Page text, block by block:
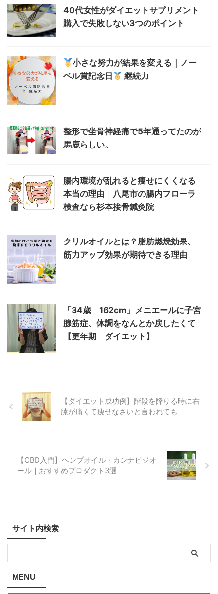
40代女性がダイエットサプリメント
購入で失敗しない3つのポイント
小さな努力が結果を変える｜ノー
ベル賞記念日
継続力
整形で坐骨神経痛で5年通ってたのが
馬鹿らしい。
腸内環境が乱れると痩せにくくなる
本当の理由｜八尾市の腸内フローラ
検査なら杉本接骨鍼灸院
クリルオイルとは？脂肪燃焼効果、
筋力アップ効果が期待できる理由
「34歳 162cm」メニエールに子宮
腺筋症、体調をなんとか戻したくて
【更年期 ダイエット】
【ダイエット成功例】階段を降りる時に右
膝が痛くて痩せなさいと言われても
【CBD入門】ヘンプオイル・カンナビジオ
ール｜おすすめプロダクト3選
サイト内検索
MENU